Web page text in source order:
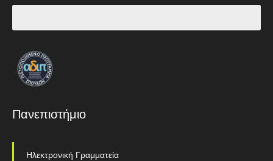
Πανεπιστήμιο
Ηλεκτρονική Γραμματεία